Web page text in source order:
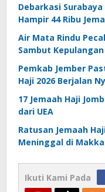
Debarkasi
Hampir 44 Ribu
Air Mata Rindu
Sambut
Pemkab Jember
Haji 2026 Berjalan
17 Jemaah Haji
dari UEA
Ratusan Jemaah
Meninggal di
Ikuti Kami Pada